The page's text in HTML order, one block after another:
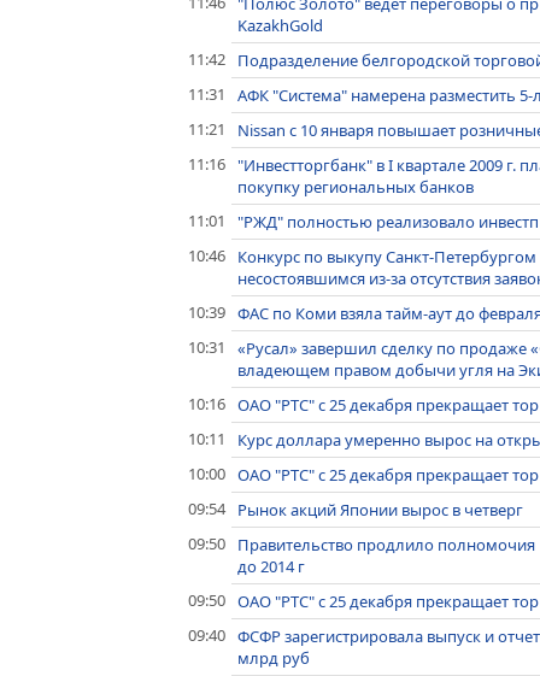
KazakhGold
11:42
Подразделение белгородской
11:31
АФК "Система" намерена разместить
11:21
Nissan с 10 января повышает
11:16 "Инвестторгбанк" в I квартале 2009 г.
покупку региональных банков
11:01
"РЖД" полностью реализовало
10:46
Конкурс по выкупу Санкт-
несостоявшимся из-за отсутствия
10:39 ФАС по Коми взяла тайм-аут до
10:31
«Русал» завершил сделку по продаже
владеющем правом добычи угля на
10:16 ОАО "РТС" с 25 декабря прекращает
10:11
Курс доллара умеренно вырос на
10:00 ОАО "РТС" с 25 декабря прекращает
09:54
Рынок акций Японии вырос в четверг
09:50
Правительство продлило
до 2014 г
09:50 ОАО "РТС" с 25 декабря прекращает
09:40 ФСФР зарегистрировала выпуск и
млрд руб